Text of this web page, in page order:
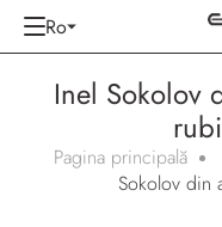
Ro
Inel Sokolov
Pagina principală
Sokolov din